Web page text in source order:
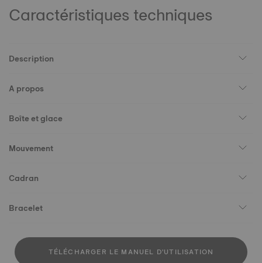
Caractéristiques techniques
Description
A propos
Boîte et glace
Mouvement
Cadran
Bracelet
TÉLÉCHARGER LE MANUEL D'UTILISATION